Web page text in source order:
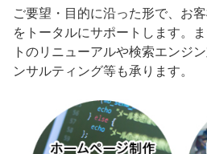
ご要望・目的に沿った形で、お
をトータルにサポートします。
トのリニューアルや検索エンジ
ンサルティング等も承ります。